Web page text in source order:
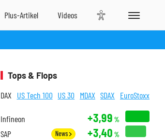
Tops & Flops
DAX US Tech 100 US 30 MDAX SDAX EuroStoxx
Infineon +3,99 %
SAP News +3,40 %